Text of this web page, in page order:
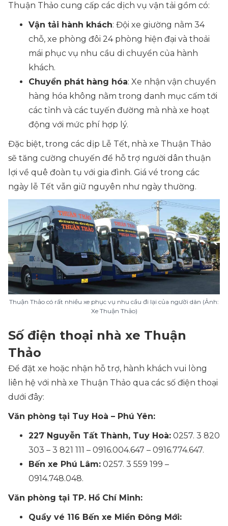
Thuận Thảo cung cấp các dịch vụ vận tải gồm có:
Vận tải hành khách: Đội xe giường nằm 34
chỗ, xe phòng đôi 24 phòng hiện đại và thoải
mái phục vụ nhu cầu di chuyển của hành
khách.
Chuyển phát hàng hóa: Xe nhận vận chuyển
hàng hóa không nằm trong danh mục cấm tới
các tỉnh và các tuyến đường mà nhà xe hoạt
động với mức phí hợp lý.
Đặc biệt, trong các dịp Lễ Tết, nhà xe Thuận Thảo
sẽ tăng cường chuyến để hỗ trợ người dân thuận
lợi về quê đoàn tụ với gia đình. Giá vé trong các
ngày lễ Tết vẫn giữ nguyên như ngày thường.
Thuận Thảo có rất nhiều xe phục vụ nhu cầu đi lại của người dân (Ảnh:
Xe Thuận Thảo)
Số điện thoại nhà xe Thuận
Thảo
Để đặt xe hoặc nhận hỗ trợ, hành khách vui lòng
liên hệ với nhà xe Thuận Thảo qua các số điện thoại
dưới đây:
Văn phòng tại Tuy Hoà – Phú Yên:
227 Nguyễn Tất Thành, Tuy Hoà: 0257. 3 820
303 – 3 821 111 – 0916.004.647 – 0916.774.647.
Bến xe Phú Lâm: 0257. 3 559 199 –
0914.748.048.
Văn phòng tại TP. Hồ Chí Minh:
Quầy vé 116 Bến xe Miền Đông Mới: